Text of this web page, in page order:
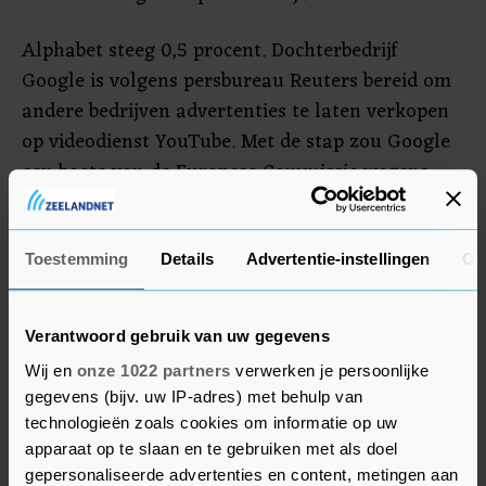
Toestemming Details Advertentie-instellingen
Verantwoord gebruik van uw gegevens
Wij en onze 1022 partners verwerken je persoonlijke
gegevens (bijv. uw IP-adres) met behulp van
technologieën zoals cookies om informatie op uw
apparaat op te slaan en te gebruiken met als doel
gepersonaliseerde advertenties en content, metingen aan
Alphabet steeg 0,5 procent. Dochterbedrijf
Google is volgens persbureau Reuters bereid om
andere bedrijven advertenties te laten verkopen
op videodienst YouTube. Met de stap zou Google
een boete van de Europese Commissie wegens
machtsmisbruik willen voorkomen.
Cryptofondsen
staan door de problemen in de sector en de
aanhoudende waardedaling van cryptomunten.
Bitcoin, de grootste digitale munt ter wereld,
zakte tot onder de 22.000 dollar en bereikte
daarmee het laagste niveau in anderhalf jaar